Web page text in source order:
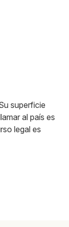
superficie
al país es
legal es